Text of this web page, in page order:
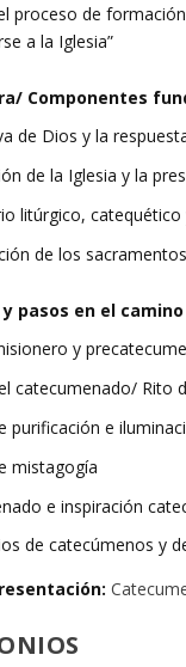
proceso de
a la Iglesia”
Componentes
de Dios y la
de la Iglesia y la
litúrgico, catequético
de los
pasos en el
y
catecumenado/ Rito
purificación e
mistagogía
e inspiración
de catecúmenos y